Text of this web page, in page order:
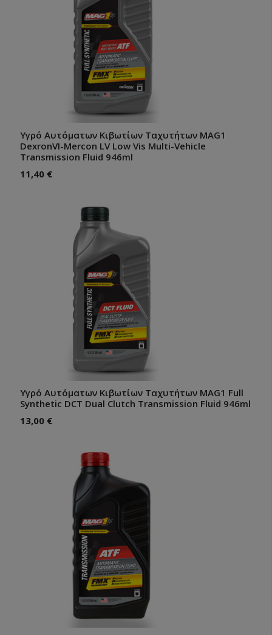
Υγρό Αυτόματων Κιβωτίων Ταχυτήτων MAG1
DexronVI-Mercon LV Low Vis Multi-Vehicle
Transmission Fluid 946ml
11,40 €
Υγρό Αυτόματων Κιβωτίων Ταχυτήτων MAG1 Full
Synthetic DCT Dual Clutch Transmission Fluid 946ml
13,00 €